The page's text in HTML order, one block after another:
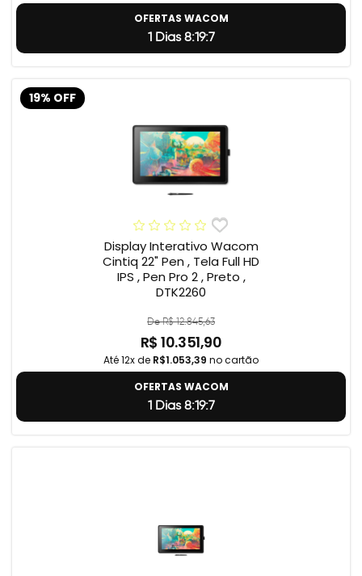
OFERTAS WACOM
1 Dias 8:19:6
19% OFF
Display Interativo Wacom
Cintiq 22" Pen , Tela Full HD
IPS , Pen Pro 2 , Preto ,
DTK2260
De R$ 12.845,63
R$ 10.351,90
Até 12x de R$1.053,39 no cartão
OFERTAS WACOM
1 Dias 8:19:6